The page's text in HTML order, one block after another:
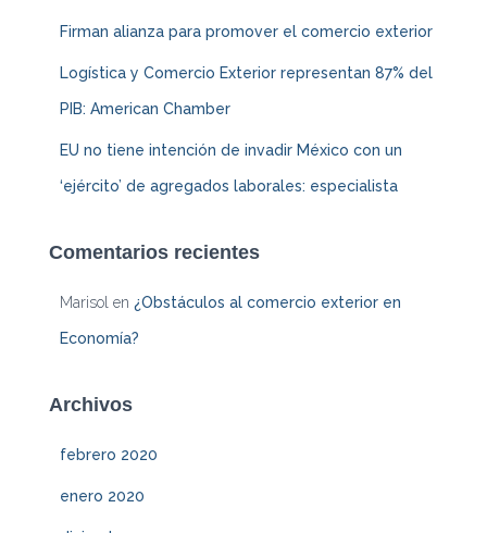
Firman alianza para promover el comercio exterior
Logística y Comercio Exterior representan 87% del
PIB: American Chamber
EU no tiene intención de invadir México con un
‘ejército’ de agregados laborales: especialista
Comentarios recientes
Marisol en ¿Obstáculos al comercio exterior en
Economía?
Archivos
febrero 2020
enero 2020